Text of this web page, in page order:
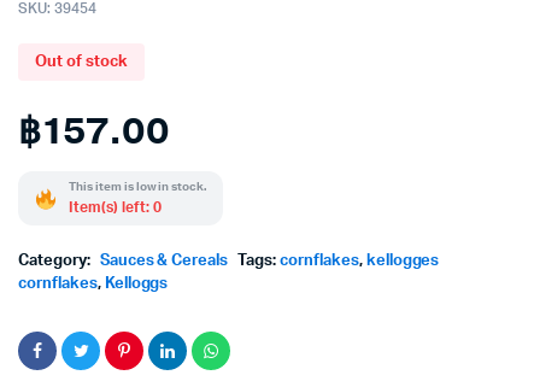
SKU: 39454
Out of stock
฿157.00
This item is low in stock.
Item(s) left: 0
Category: Sauces & Cereals Tags:cornflakes, kellogges
cornflakes, Kelloggs